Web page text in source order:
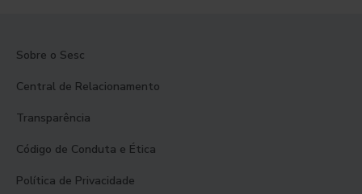
Sobre o Sesc
Central de Relacionamento
Transparência
Código de Conduta e Ética
Política de Privacidade